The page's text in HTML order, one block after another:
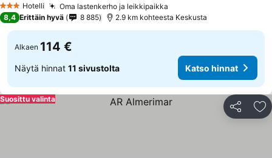
3 Tähtiluokitus
Hotelli Oma lastenkerho ja leikkipaikka
8,4 Erittäin hyvä 8 885 2.9 km kohteesta Keskusta
Alkaen 114 €
Näytä hinnat 11 sivustolta Katso hinnat
Jaa
Suosittu valinta